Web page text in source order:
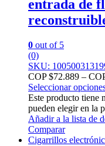
entrada de
0 out of 5
(0)
SKU:
COP $72.889 –
Seleccionar
Este producto tiene
pueden elegir en la
Añadir a la lista de
Comparar
Cigarrillos